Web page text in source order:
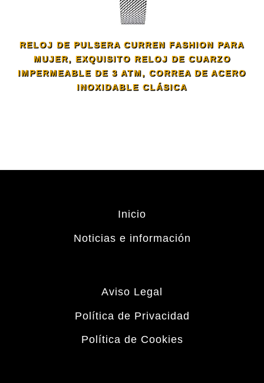
RELOJ DE PULSERA CURREN FASHION PARA
MUJER, EXQUISITO RELOJ DE CUARZO
IMPERMEABLE DE 3 ATM, CORREA DE ACERO
INOXIDABLE CLÁSICA
Inicio
Noticias e información
Aviso Legal
Política de Privacidad
Política de Cookies